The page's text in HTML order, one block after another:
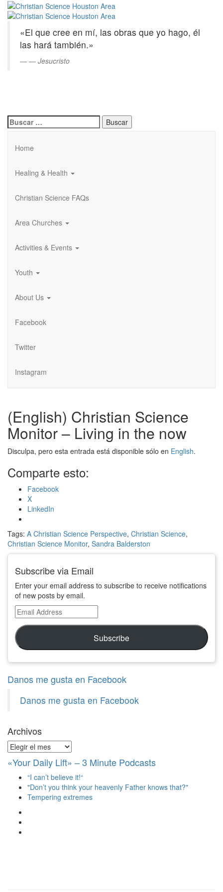
Saltar
principal
Christian
Science
Houston
Area
«El que cree en mí, las obras que yo hago, él
las hará también.»
— Jesucristo
Buscar:
Home
Healing & Health
Christian Science FAQs
Area Churches
Activities & Events
Youth
About Us
Facebook
Twitter
Instagram
(English) Christian Science
Monitor – Living in the now
Disculpa, pero esta entrada está disponible sólo en English.
Comparte esto:
Facebook
X
LinkedIn
Tags: A Christian Science Perspective, Christian Science,
Christian Science Monitor, Sandra Balderston
Subscribe via Email
Enter your email address to subscribe to receive notifications
of new posts by email.
Email
Address
Subscribe
Danos me gusta en Facebook
Danos me gusta en Facebook
Archivos
Archivos
«Your Daily Lift» – 3 Minute Podcasts
“I can’t believe it!“
"Don’t you think your heavenly Father knows that?"
Tempering extremes